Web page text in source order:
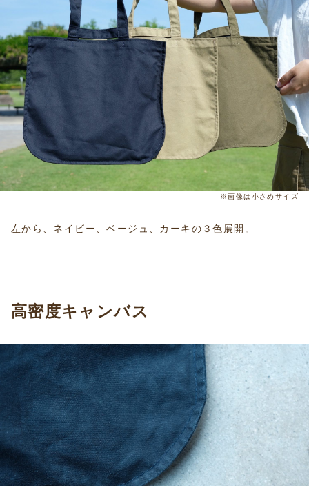
※画像は小さめサイズ
左から、ネイビー、ベージュ、カーキの３色展開。
高密度キャンバス